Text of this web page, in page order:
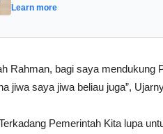
Learn more
Rahman, bagi saya mendukung
jiwa saya jiwa beliau juga”,
Pemerintah Kita lupa